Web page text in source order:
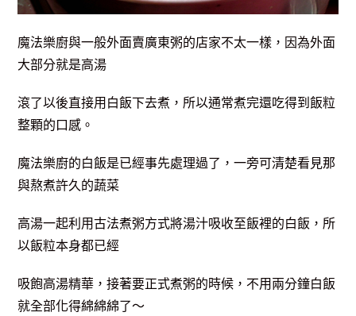
魔法樂廚與一般外面賣廣東粥的店家不太一樣，因為外面
大部分就是高湯
滾了以後直接用白飯下去煮，所以通常煮完還吃得到飯粒
整顆的口感。
魔法樂廚的白飯是已經事先處理過了，一旁可清楚看見那
與熬煮許久的蔬菜
高湯一起利用古法煮粥方式將湯汁吸收至飯裡的白飯，所
以飯粒本身都已經
吸飽高湯精華，接著要正式煮粥的時候，不用兩分鐘白飯
就全部化得綿綿綿了～